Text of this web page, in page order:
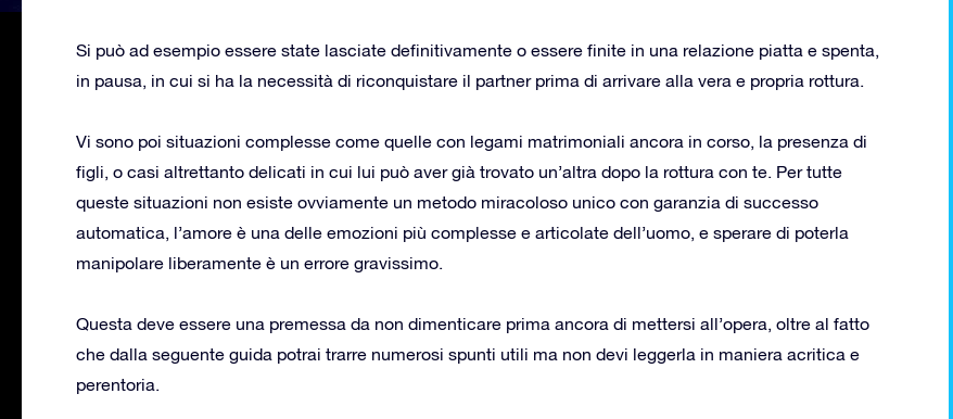
Si può ad esempio essere state lasciate definitivamente o essere finite in una relazione piatta e spenta,
in pausa, in cui si ha la necessità di riconquistare il partner prima di arrivare alla vera e propria rottura.
Vi sono poi situazioni complesse come quelle con legami matrimoniali ancora in corso, la presenza di
figli, o casi altrettanto delicati in cui lui può aver già trovato un’altra dopo la rottura con te. Per tutte
queste situazioni non esiste ovviamente un metodo miracoloso unico con garanzia di successo
automatica, l’amore è una delle emozioni più complesse e articolate dell’uomo, e sperare di poterla
manipolare liberamente è un errore gravissimo.
Questa deve essere una premessa da non dimenticare prima ancora di mettersi all’opera, oltre al fatto
che dalla seguente guida potrai trarre numerosi spunti utili ma non devi leggerla in maniera acritica e
perentoria.